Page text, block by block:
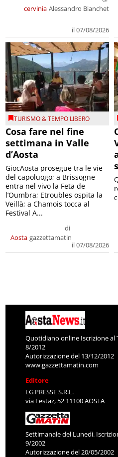
cervinia Alessandro Bianchet
il 07/08/2026
TURISMO & TEMPO LIBERO
Cosa fare nel fine
settimana in Valle
d’Aosta
Aosta
di
gazzettamatin
il 07/08/2026
GiocAosta prosegue tra le vie
del capoluogo; a Brissogne
entra nel vivo la Feta de
l’Oumbra; Etroubles ospita la
Veillà; a Chamois tocca al
Festival A...
Quotidiano online Iscrizione al
8/2012
Autorizzazione del 13/12/2012
www.gazzettamatin.com
Editore
LG PRESSE S.R.L.
via Festaz, 52 11100 AOSTA
Settimanale del Lunedì.
9/2002
Autorizzazione del 20/05/2002